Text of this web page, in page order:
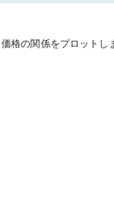
格の関係をプロット